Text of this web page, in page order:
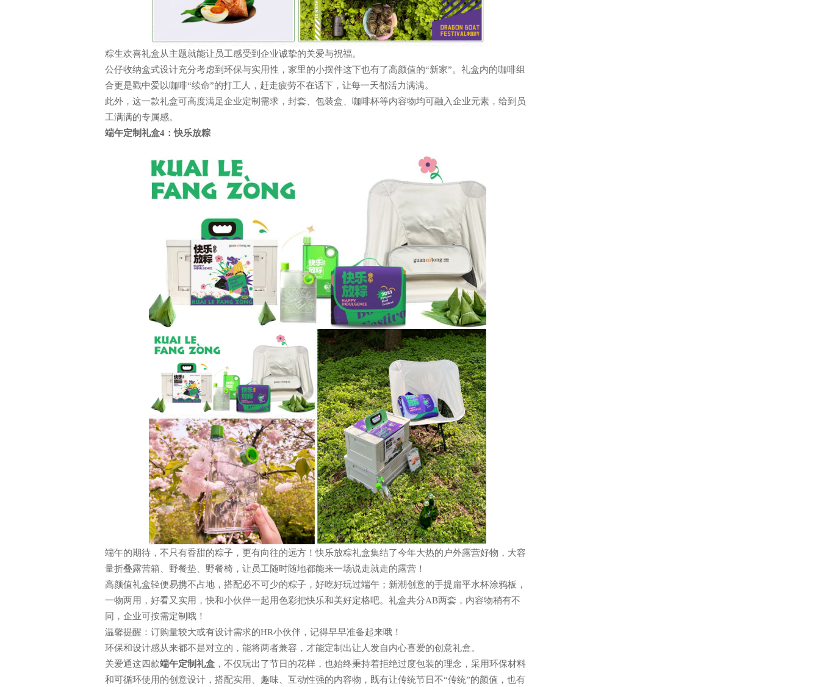
粽生欢喜礼盒从主题就能让员工感受到企业诚挚的关爱与祝福。
公仔收纳盒式设计充分考虑到环保与实用性，家里的小摆件这下也有了高颜值的“新家”。礼盒内的咖啡组
合更是戳中爱以咖啡“续命”的打工人，赶走疲劳不在话下，让每一天都活力满满。
此外，这一款礼盒可高度满足企业定制需求，封套、包装盒、咖啡杯等内容物均可融入企业元素，给到员
工满满的专属感。
端午定制礼盒4：快乐放粽
端午的期待，不只有香甜的粽子，更有向往的远方！快乐放粽礼盒集结了今年大热的户外露营好物，大容
量折叠露营箱、野餐垫、野餐椅，让员工随时随地都能来一场说走就走的露营！
高颜值礼盒轻便易携不占地，搭配必不可少的粽子，好吃好玩过端午；新潮创意的手提扁平水杯涂鸦板，
一物两用，好看又实用，快和小伙伴一起用色彩把快乐和美好定格吧。礼盒共分AB两套，内容物稍有不
同，企业可按需定制哦！
温馨提醒：订购量较大或有设计需求的HR小伙伴，记得早早准备起来哦！
环保和设计感从来都不是对立的，能将两者兼容，才能定制出让人发自内心喜爱的创意礼盒。
关爱通这四款端午定制礼盒 ，不仅玩出了节日的花样，也始终秉持着拒绝过度包装的理念，采用环保材料
和可循环使用的创意设计，搭配实用、趣味、互动性强的内容物，既有让传统节日不“传统”的颜值，也有